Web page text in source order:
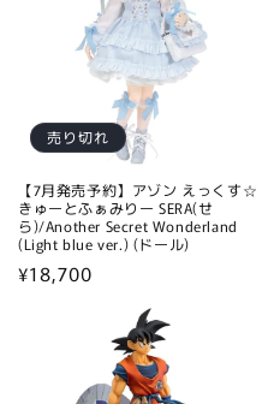
売り切れ
【7月発売予約】アゾン えっくす☆
きゅーとふぁみりー SERA(せ
ら)/Another Secret Wonderland
(Light blue ver.) (ドール)
通
¥18,700